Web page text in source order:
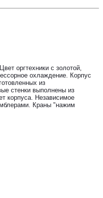
оргтехники с золотой,
охлаждение. Корпус
из
стенки выполнены из
корпуса. Независимое
Краны "нажим